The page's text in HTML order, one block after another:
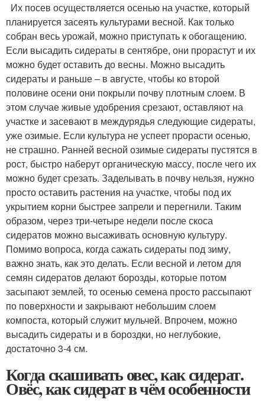
Их посев осуществляется осенью на участке, который
планируется засеять культурами весной. Как только
собран весь урожай, можно приступать к обогащению.
Если высадить сидераты в сентябре, они прорастут и их
можно будет оставить до весны. Можно высадить
сидераты и раньше – в августе, чтобы ко второй
половине осени они покрыли почву плотным слоем. В
этом случае живые удобрения срезают, оставляют на
участке и засевают в междурядья следующие сидераты,
уже озимые. Если культура не успеет прорасти осенью,
не страшно. Ранней весной озимые сидераты пустятся в
рост, быстро наберут органическую массу, после чего их
можно будет срезать. Заделывать в почву нельзя, нужно
просто оставить растения на участке, чтобы под их
укрытием корни быстрее запрели и перегнили. Таким
образом, через три-четыре недели после скоса
сидератов можно высаживать основную культуру.
Помимо вопроса, когда сажать сидераты под зиму,
важно знать, как это делать. Если весной и летом для
семян сидератов делают борозды, которые потом
засыпают землей, то осенью семена просто рассыпают
по поверхности и закрывают небольшим слоем
компоста, который служит мульчей. Впрочем, можно
высадить сидераты и в бороздки, но неглубокие,
достаточно 3-4 см.
Когда скашивать овес, как сидерат.
Овёс, как сидерат в чём особенности